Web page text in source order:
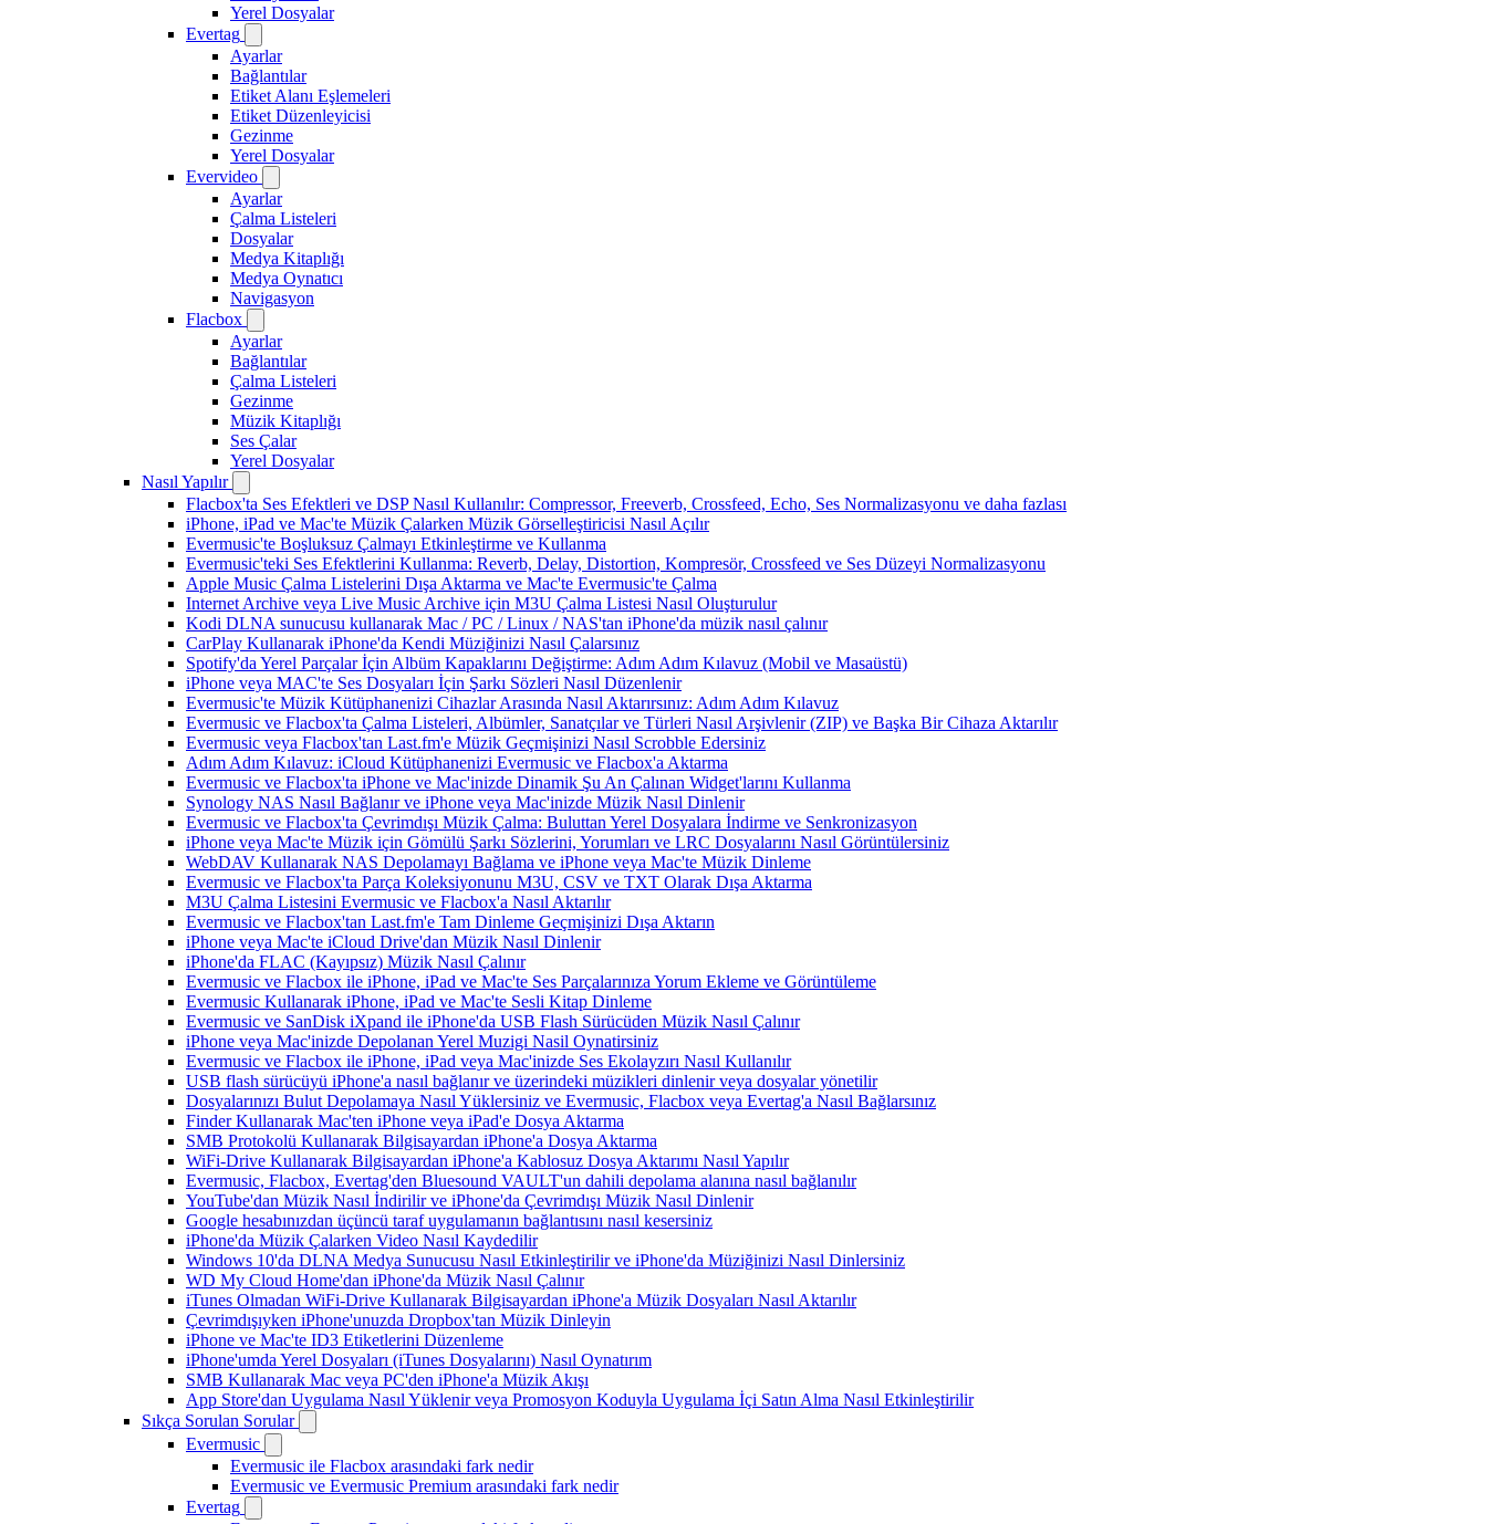
Yerel Dosyalar
Evertag
Ayarlar
Bağlantılar
Etiket Alanı Eşlemeleri
Etiket Düzenleyicisi
Gezinme
Yerel Dosyalar
Evervideo
Ayarlar
Çalma Listeleri
Dosyalar
Medya Kitaplığı
Medya Oynatıcı
Navigasyon
Flacbox
Ayarlar
Bağlantılar
Çalma Listeleri
Gezinme
Müzik Kitaplığı
Ses Çalar
Yerel Dosyalar
Nasıl Yapılır
Flacbox'ta Ses Efektleri ve DSP Nasıl Kullanılır: Compressor, Freeverb, Crossfeed, Echo, Ses Normalizasyonu ve daha fazlası
iPhone, iPad ve Mac'te Müzik Çalarken Müzik Görselleştiricisi Nasıl Açılır
Evermusic'te Boşluksuz Çalmayı Etkinleştirme ve Kullanma
Evermusic'teki Ses Efektlerini Kullanma: Reverb, Delay, Distortion, Kompresör, Crossfeed ve Ses Düzeyi Normalizasyonu
Apple Music Çalma Listelerini Dışa Aktarma ve Mac'te Evermusic'te Çalma
Internet Archive veya Live Music Archive için M3U Çalma Listesi Nasıl Oluşturulur
Kodi DLNA sunucusu kullanarak Mac / PC / Linux / NAS'tan iPhone'da müzik nasıl çalınır
CarPlay Kullanarak iPhone'da Kendi Müziğinizi Nasıl Çalarsınız
Spotify'da Yerel Parçalar İçin Albüm Kapaklarını Değiştirme: Adım Adım Kılavuz (Mobil ve Masaüstü)
iPhone veya MAC'te Ses Dosyaları İçin Şarkı Sözleri Nasıl Düzenlenir
Evermusic'te Müzik Kütüphanenizi Cihazlar Arasında Nasıl Aktarırsınız: Adım Adım Kılavuz
Evermusic ve Flacbox'ta Çalma Listeleri, Albümler, Sanatçılar ve Türleri Nasıl Arşivlenir (ZIP) ve Başka Bir Cihaza Aktarılır
Evermusic veya Flacbox'tan Last.fm'e Müzik Geçmişinizi Nasıl Scrobble Edersiniz
Adım Adım Kılavuz: iCloud Kütüphanenizi Evermusic ve Flacbox'a Aktarma
Evermusic ve Flacbox'ta iPhone ve Mac'inizde Dinamik Şu An Çalınan Widget'larını Kullanma
Synology NAS Nasıl Bağlanır ve iPhone veya Mac'inizde Müzik Nasıl Dinlenir
Evermusic ve Flacbox'ta Çevrimdışı Müzik Çalma: Buluttan Yerel Dosyalara İndirme ve Senkronizasyon
iPhone veya Mac'te Müzik için Gömülü Şarkı Sözlerini, Yorumları ve LRC Dosyalarını Nasıl Görüntülersiniz
WebDAV Kullanarak NAS Depolamayı Bağlama ve iPhone veya Mac'te Müzik Dinleme
Evermusic ve Flacbox'ta Parça Koleksiyonunu M3U, CSV ve TXT Olarak Dışa Aktarma
M3U Çalma Listesini Evermusic ve Flacbox'a Nasıl Aktarılır
Evermusic ve Flacbox'tan Last.fm'e Tam Dinleme Geçmişinizi Dışa Aktarın
iPhone veya Mac'te iCloud Drive'dan Müzik Nasıl Dinlenir
iPhone'da FLAC (Kayıpsız) Müzik Nasıl Çalınır
Evermusic ve Flacbox ile iPhone, iPad ve Mac'te Ses Parçalarınıza Yorum Ekleme ve Görüntüleme
Evermusic Kullanarak iPhone, iPad ve Mac'te Sesli Kitap Dinleme
Evermusic ve SanDisk iXpand ile iPhone'da USB Flash Sürücüden Müzik Nasıl Çalınır
iPhone veya Mac'inizde Depolanan Yerel Muzigi Nasil Oynatirsiniz
Evermusic ve Flacbox ile iPhone, iPad veya Mac'inizde Ses Ekolayzırı Nasıl Kullanılır
USB flash sürücüyü iPhone'a nasıl bağlanır ve üzerindeki müzikleri dinlenir veya dosyalar yönetilir
Dosyalarınızı Bulut Depolamaya Nasıl Yüklersiniz ve Evermusic, Flacbox veya Evertag'a Nasıl Bağlarsınız
Finder Kullanarak Mac'ten iPhone veya iPad'e Dosya Aktarma
SMB Protokolü Kullanarak Bilgisayardan iPhone'a Dosya Aktarma
WiFi-Drive Kullanarak Bilgisayardan iPhone'a Kablosuz Dosya Aktarımı Nasıl Yapılır
Evermusic, Flacbox, Evertag'den Bluesound VAULT'un dahili depolama alanına nasıl bağlanılır
YouTube'dan Müzik Nasıl İndirilir ve iPhone'da Çevrimdışı Müzik Nasıl Dinlenir
Google hesabınızdan üçüncü taraf uygulamanın bağlantısını nasıl kesersiniz
iPhone'da Müzik Çalarken Video Nasıl Kaydedilir
Windows 10'da DLNA Medya Sunucusu Nasıl Etkinleştirilir ve iPhone'da Müziğinizi Nasıl Dinlersiniz
WD My Cloud Home'dan iPhone'da Müzik Nasıl Çalınır
iTunes Olmadan WiFi-Drive Kullanarak Bilgisayardan iPhone'a Müzik Dosyaları Nasıl Aktarılır
Çevrimdışıyken iPhone'unuzda Dropbox'tan Müzik Dinleyin
iPhone ve Mac'te ID3 Etiketlerini Düzenleme
iPhone'umda Yerel Dosyaları (iTunes Dosyalarını) Nasıl Oynatırım
SMB Kullanarak Mac veya PC'den iPhone'a Müzik Akışı
App Store'dan Uygulama Nasıl Yüklenir veya Promosyon Koduyla Uygulama İçi Satın Alma Nasıl Etkinleştirilir
Sıkça Sorulan Sorular
Evermusic
Evermusic ile Flacbox arasındaki fark nedir
Evermusic ve Evermusic Premium arasındaki fark nedir
Evertag